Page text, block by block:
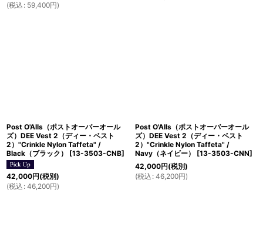
(税込 : 59,400円)
Post O'Alls（ポストオーバーオール
ズ）DEE Vest 2（ディー・ベスト
2）"Crinkle Nylon Taffeta" /
Black（ブラック）
[13-3503-CNB]
42,000円(税別)
(税込 : 46,200円)
Post O'Alls（ポストオーバーオール
ズ）DEE Vest 2（ディー・ベスト
2）"Crinkle Nylon Taffeta" /
Navy（ネイビー）
[13-3503-CNN]
42,000円(税別)
(税込 : 46,200円)